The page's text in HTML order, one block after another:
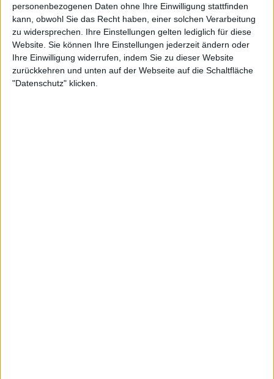
personenbezogenen Daten ohne Ihre Einwilligung stattfinden
kann, obwohl Sie das Recht haben, einer solchen Verarbeitung
zu widersprechen. Ihre Einstellungen gelten lediglich für diese
Website. Sie können Ihre Einstellungen jederzeit ändern oder
Ihre Einwilligung widerrufen, indem Sie zu dieser Website
zurückkehren und unten auf der Webseite auf die Schaltfläche
"Datenschutz" klicken.
Weitere Artikel zu Rave The Reqviem